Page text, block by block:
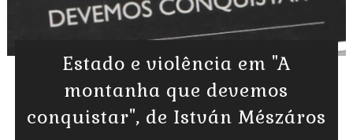
Estado e violência em "A
montanha que devemos
conquistar", de István Mészáros